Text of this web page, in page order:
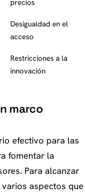
precios
Desigualdad en el
acceso
Restricciones a la
innovación
marco
efectivo para las
fomentar la
Para alcanzar
aspectos que